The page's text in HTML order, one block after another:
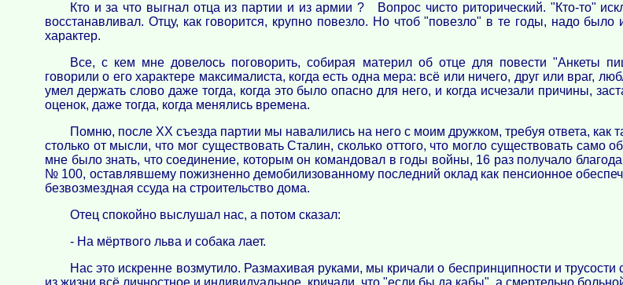
Кто и за что выгнал отца из партии и из армии ? Вопрос чисто риторический. "Кто-то"
восстанавливал. Отцу, как говорится, крупно повезло. Но чтоб "повезло" в те годы, надо было
характер.
Все, с кем мне довелось поговорить, собирая материл об отце для повести "Анкеты
говорили о его характере максималиста, когда есть одна мера: всё или ничего, друг или враг,
умел держать слово даже тогда, когда это было опасно для него, и когда исчезали причины,
оценок, даже тогда, когда менялись времена.
Помню, после ХХ съезда партии мы навалились на него с моим дружком, требуя ответа,
столько от мысли, что мог существовать Сталин, сколько оттого, что могло существовать само
мне было знать, что соединение, которым он командовал в годы войны, 16 раз получало
№ 100, оставлявшему пожизненно демобилизованному последний оклад как пенсионное
безвозмездная ссуда на строительство дома.
Отец спокойно выслушал нас, а потом сказал:
- На мёртвого льва и собака лает.
Нас это искренне возмутило. Размахивая руками, мы кричали о беспринципности и